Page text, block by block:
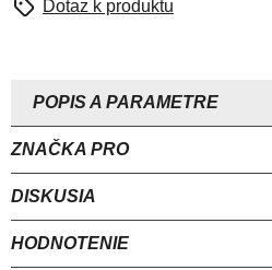
ZNAČKA PRO
DISKUSIA
HODNOTENIE